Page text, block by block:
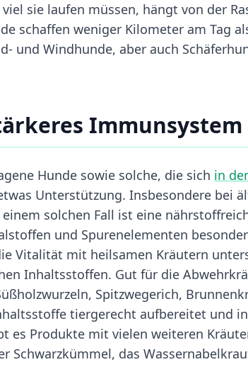
sie laufen müssen, hängt von der
schaffen weniger Kilometer am Tag
und Windhunde, aber auch
Immunsystem
Hunde sowie solche, die sich in
Unterstützung. Insbesondere bei
solchen Fall ist eine
und Spurenelementen
Vitalität mit heilsamen Kräutern
Inhaltsstoffen. Gut für die
Spitzwegerich,
tiergerecht aufbereitet und
es Produkte mit vielen weiteren
Schwarzkümmel, das